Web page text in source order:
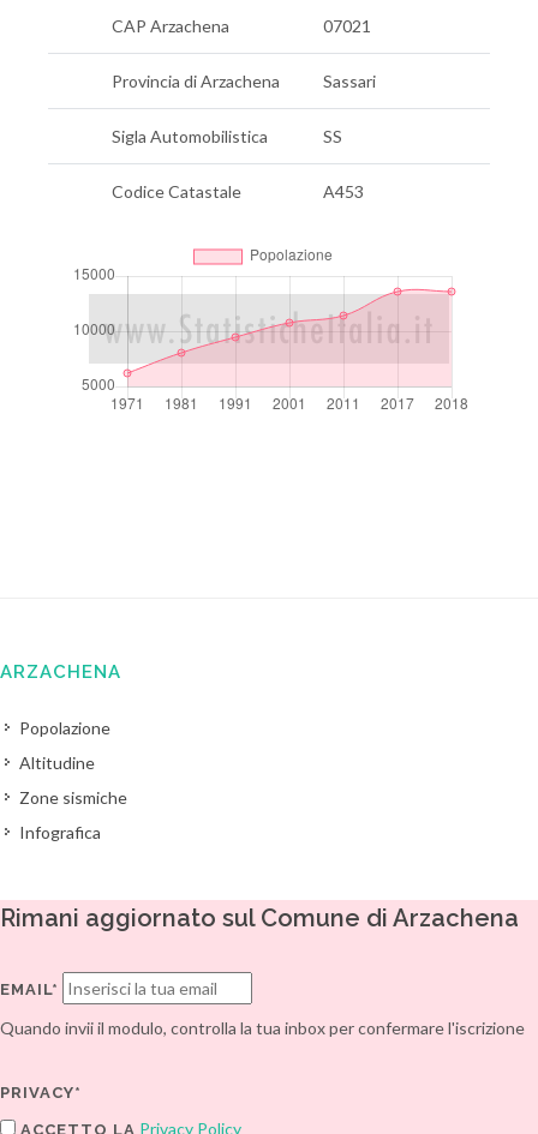
CAP Arzachena 07021
Provincia di Arzachena Sassari
Sigla Automobilistica SS
Codice Catastale A453
ARZACHENA
Popolazione
Altitudine
Zone sismiche
Infografica
Rimani aggiornato sul Comune di Arzachena
EMAIL*
Quando invii il modulo, controlla la tua inbox per confermare l'iscrizione
PRIVACY*
ACCETTO LA Privacy Policy